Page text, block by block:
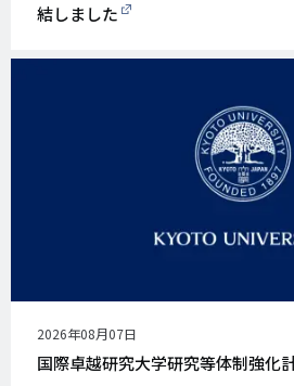
結しました
公
開
日
2026年08月07日
国際卓越研究大学研究等体制強化